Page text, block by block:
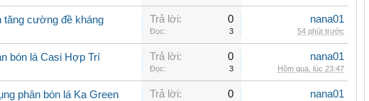
tăng cường đề kháng Trả lời: 0
Đọc: 3
nana01
54 phút trước
bón lá Casi Hợp Trí Trả lời: 0
Đọc: 3
nana01
Hôm qua, lúc 23:47
phân bón lá Ka Green Trả lời: 0 nana01